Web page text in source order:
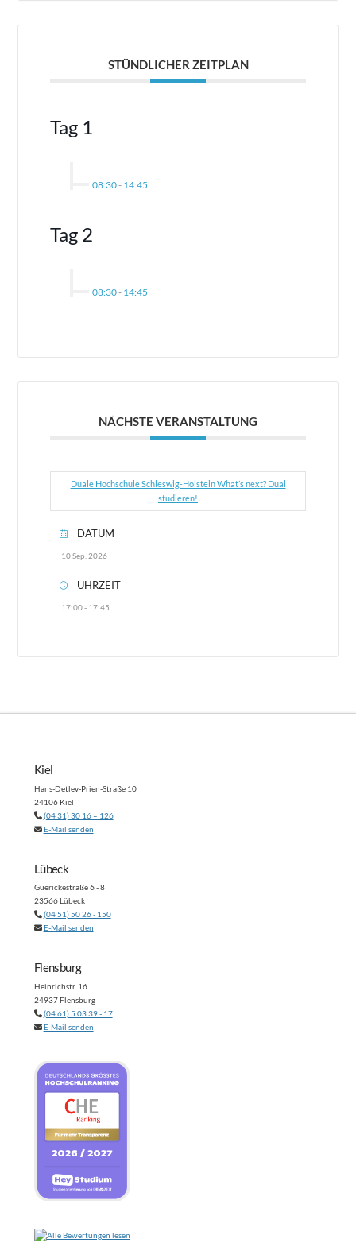
STÜNDLICHER ZEITPLAN
Tag 1
08:30- 14:45
Tag 2
08:30- 14:45
NÄCHSTE VERANSTALTUNG
Duale Hochschule Schleswig-Holstein What’s next? Dual
studieren!
DATUM
10 Sep. 2026
UHRZEIT
17:00 - 17:45
Kiel
Hans-Detlev-Prien-Straße 10
24106 Kiel
(04 31) 30 16 – 126
E-Mail senden
Lübeck
Guerickestraße 6 - 8
23566 Lübeck
(04 51) 50 26 - 150
E-Mail senden
Flensburg
Heinrichstr. 16
24937 Flensburg
(04 61) 5 03 39 - 17
E-Mail senden